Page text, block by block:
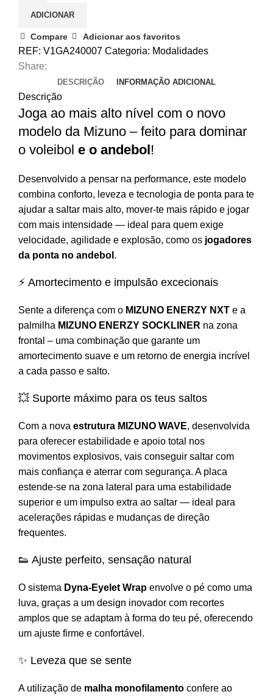
Lightning
Z8
ADICIONAR
Compare Adicionar aos favoritos
REF: V1GA240007 Categoria: Modalidades
Share:
DESCRIÇÃO INFORMAÇÃO ADICIONAL
Descrição
Joga ao mais alto nível com o novo
modelo da Mizuno – feito para dominar
o voleibol e o andebol!
Desenvolvido a pensar na performance, este modelo
combina conforto, leveza e tecnologia de ponta para te
ajudar a saltar mais alto, mover-te mais rápido e jogar
com mais intensidade — ideal para quem exige
velocidade, agilidade e explosão, como os jogadores
da ponta no andebol .
⚡️ Amortecimento e impulsão excecionais
Sente a diferença com o MIZUNO ENERZY NXT e a
palmilha MIZUNO ENERZY SOCKLINER na zona
frontal – uma combinação que garante um
amortecimento suave e um retorno de energia incrível
a cada passo e salto.
💥 Suporte máximo para os teus saltos
Com a nova estrutura MIZUNO WAVE, desenvolvida
para oferecer estabilidade e apoio total nos
movimentos explosivos, vais conseguir saltar com
mais confiança e aterrar com segurança. A placa
estende-se na zona lateral para uma estabilidade
superior e um impulso extra ao saltar — ideal para
acelerações rápidas e mudanças de direção
frequentes.
👟 Ajuste perfeito, sensação natural
O sistema Dyna-Eyelet Wrap envolve o pé como uma
luva, graças a um design inovador com recortes
amplos que se adaptam à forma do teu pé, oferecendo
um ajuste firme e confortável.
✨ Leveza que se sente
A utilização de malha monofilamento confere ao